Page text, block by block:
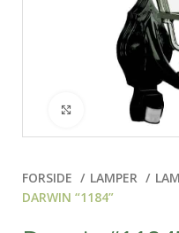
Klik for at
FORSIDE LAMPER
DARWIN “1184”